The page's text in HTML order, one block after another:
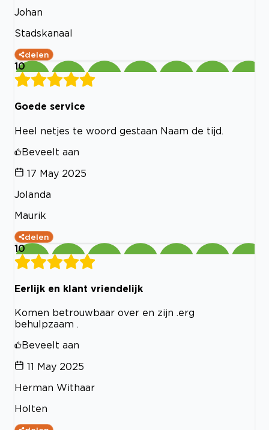
Johan
Stadskanaal
delen
10
Goede service
Heel netjes te woord gestaan Naam de tijd.
Beveelt aan
17 May 2025
Jolanda
Maurik
delen
10
Eerlijk en klant vriendelijk
Komen betrouwbaar over en zijn .erg
behulpzaam .
Beveelt aan
11 May 2025
Herman Withaar
Holten